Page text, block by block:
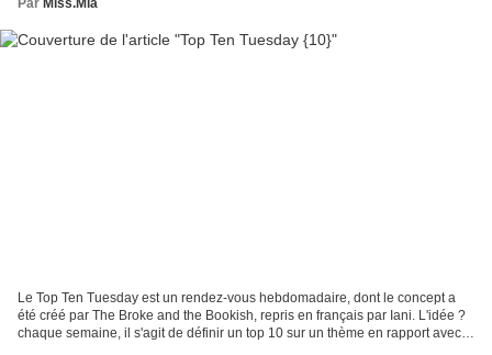
Par Miss.Mia
Le Top Ten Tuesday est un rendez-vous hebdomadaire, dont le concept a
été créé par The Broke and the Bookish, repris en français par Iani. L'idée ?
chaque semaine, il s'agit de définir un top 10 sur un thème en rapport avec